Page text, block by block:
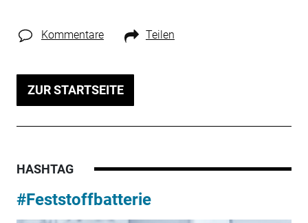
Kommentare Teilen
ZUR STARTSEITE
HASHTAG
#Feststoffbatterie